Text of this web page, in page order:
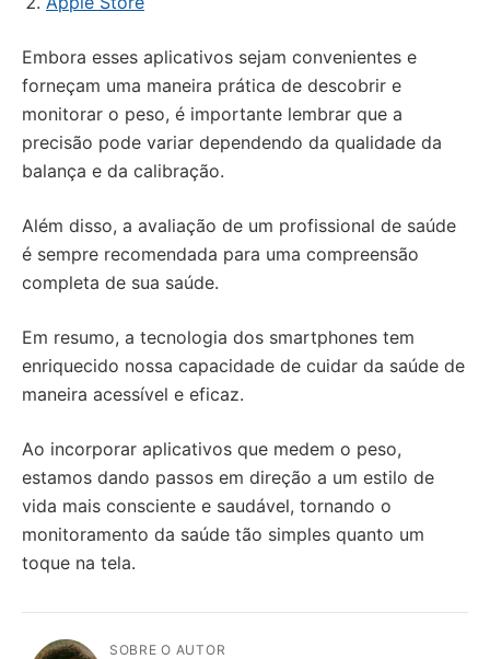
Embora esses aplicativos sejam convenientes e
forneçam uma maneira prática de descobrir e
monitorar o peso, é importante lembrar que a
precisão pode variar dependendo da qualidade da
balança e da calibração.
Além disso, a avaliação de um profissional de saúde
é sempre recomendada para uma compreensão
completa de sua saúde.
Em resumo, a tecnologia dos smartphones tem
enriquecido nossa capacidade de cuidar da saúde de
maneira acessível e eficaz.
Ao incorporar aplicativos que medem o peso,
estamos dando passos em direção a um estilo de
vida mais consciente e saudável, tornando o
monitoramento da saúde tão simples quanto um
toque na tela.
SOBRE O AUTOR